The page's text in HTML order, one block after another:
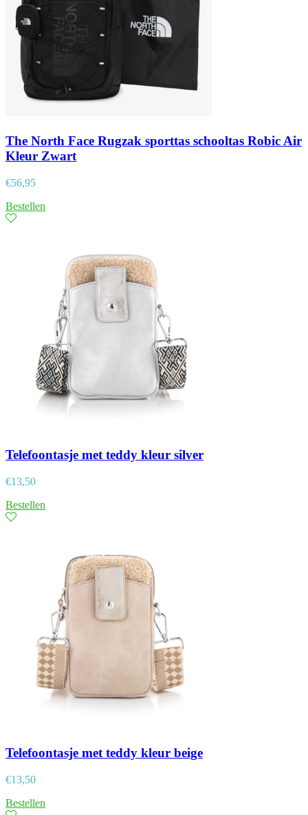
The North Face Rugzak sporttas schooltas Robic Air
Kleur Zwart
€56,95
Bestellen
Telefoontasje met teddy kleur silver
€13,50
Bestellen
Telefoontasje met teddy kleur beige
€13,50
Bestellen